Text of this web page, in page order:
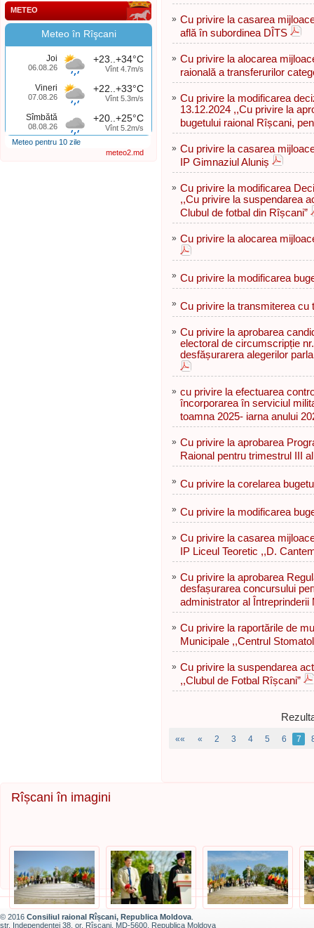
METEO
Meteo în Rîşcani
Joi
06.08.26
+23..+34°C
Vînt 4.7m/s
Vineri
07.08.26
+22..+33°C
Vînt 5.3m/s
Sîmbătă
08.08.26
+20..+25°C
Vînt 5.2m/s
Meteo pentru 10 zile
meteo2.md
» Cu privire la casarea
află în subordinea DÎTS
» Cu privire la alocarea
raională a transferurilor
» Cu privire la modificarea
13.12.2024 ,,Cu privire la
bugetului raional Rîșcani,
» Cu privire la casarea
IP Gimnaziul Aluniș
» Cu privire la modificarea
,,Cu privire la suspendarea
Clubul de fotbal din Rîșcani”
» Cu privire la alocarea
» Cu privire la modificarea
» Cu privire la transmiterea сu
» Сu privire la aprobarea
electoral de circumscripție
desfășurarera alegerilor
» cu privire la efectuarea
încorporarea în serviciul
toamna 2025- iarna anului
» Cu privire la aprobarea
Raional pentru trimestrul III
» Cu privire la corelarea
» Cu privire la modificarea
» Cu privire la casarea
IP Liceul Teoretic ,,D.
» Сu privire la aprobarea
desfașurarea concursului
administrator al
» Cu privire la raportările de
Мuniсiрale ,,Сеntrul
» Cu privire la suspendarea
,,Clubul de Fotbal Rîșcani”
«« « 2 3 4 5 6 7
Rîșcani în imagini
© 2016 Consiliul raional Rîșcani, Republica Moldova
str. Independenţei 38, or. Rîșcani, MD-5600, Republica Moldova